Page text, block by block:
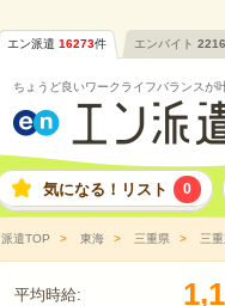
エン派遣 16273件 エンバイト
ちょうど良いワークライフバランスが
気になる！リスト 0
派遣TOP 東海 三重県 三
平均時給: 1,1